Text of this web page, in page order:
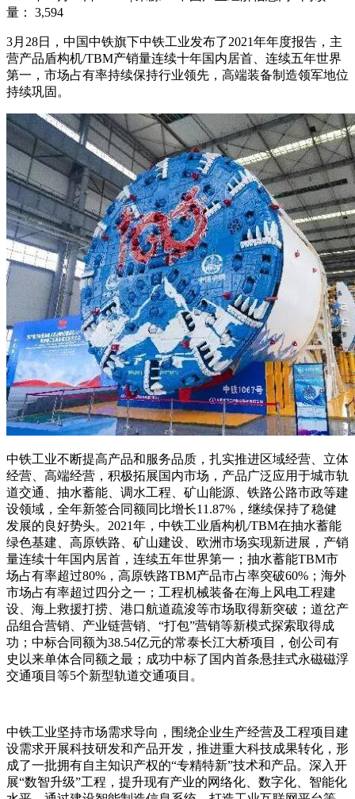
量： 3,594
3月28日，中国中铁旗下中铁工业发布了2021年年度报告，主
营产品盾构机/TBM产销量连续十年国内居首、连续五年世界
第一，市场占有率持续保持行业领先，高端装备制造领军地位
持续巩固。
中铁工业不断提高产品和服务品质，扎实推进区域经营、立体
经营、高端经营，积极拓展国内市场，产品广泛应用于城市轨
道交通、抽水蓄能、调水工程、矿山能源、铁路公路市政等建
设领域，全年新签合同额同比增长11.87%，继续保持了稳健
发展的良好势头。2021年，中铁工业盾构机/TBM在抽水蓄能
绿色基建、高原铁路、矿山建设、欧洲市场实现新进展，产销
量连续十年国内居首，连续五年世界第一；抽水蓄能TBM市
场占有率超过80%，高原铁路TBM产品市占率突破60%；海外
市场占有率超过四分之一；工程机械装备在海上风电工程建
设、海上救援打捞、港口航道疏浚等市场取得新突破；道岔产
品组合营销、产业链营销、“打包”营销等新模式探索取得成
功；中标合同额为38.54亿元的常泰长江大桥项目，创公司有
史以来单体合同额之最；成功中标了国内首条悬挂式永磁磁浮
交通项目等5个新型轨道交通项目。
中铁工业坚持市场需求导向，围绕企业生产经营及工程项目建
设需求开展科技研发和产品开发，推进重大科技成果转化，形
成了一批拥有自主知识产权的“专精特新”技术和产品。深入开
展“数智升级”工程，提升现有产业的网络化、数字化、智能化